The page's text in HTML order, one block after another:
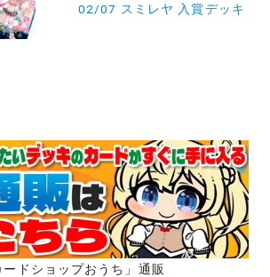
02/07 スミレヤ 入賞デッキ
ードショップおうち」通販